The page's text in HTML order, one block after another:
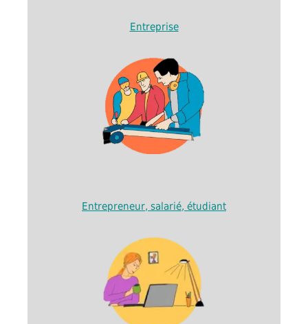
Entreprise
Entrepreneur, salarié, étudiant